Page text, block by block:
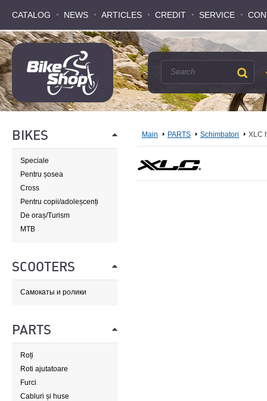
CATALOG NEWS ARTICLES CREDIT SERVICE
CATALOG NEWS ARTICLES CREDIT SERVICE
BIKES
Speciale
Pentru șosea
Cross
Pentru copii/adoleșcenți
De oraș/Turism
MTB
SCOOTERS
Самокаты и ролики
PARTS
Roți
Roti ajutatoare
Furci
Cabluri și huse
Main PARTS Schimbatori XLC